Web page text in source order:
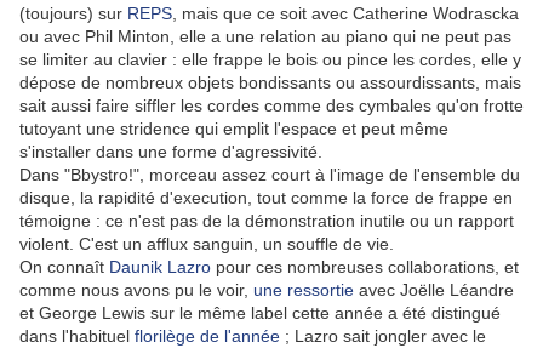
(toujours) sur REPS , mais que ce soit avec Catherine Wodrascka
ou avec Phil Minton, elle a une relation au piano qui ne peut pas
se limiter au clavier : elle frappe le bois ou pince les cordes, elle y
dépose de nombreux objets bondissants ou assourdissants, mais
sait aussi faire siffler les cordes comme des cymbales qu'on frotte
tutoyant une stridence qui emplit l'espace et peut même
s'installer dans une forme d'agressivité.
Dans "Bbystro!", morceau assez court à l'image de l'ensemble du
disque, la rapidité d'execution, tout comme la force de frappe en
témoigne : ce n'est pas de la démonstration inutile ou un rapport
violent. C'est un afflux sanguin, un souffle de vie.
On connaît Daunik Lazro pour ces nombreuses collaborations, et
comme nous avons pu le voir, une ressortie avec Joëlle Léandre
et George Lewis sur le même label cette année a été distingué
dans l'habituel florilège de l'année ; Lazro sait jongler avec le